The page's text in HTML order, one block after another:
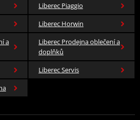
Liberec Piaggio
Liberec Horwin
a
Liberec Prodejna oblečení a
doplňků
Liberec Servis